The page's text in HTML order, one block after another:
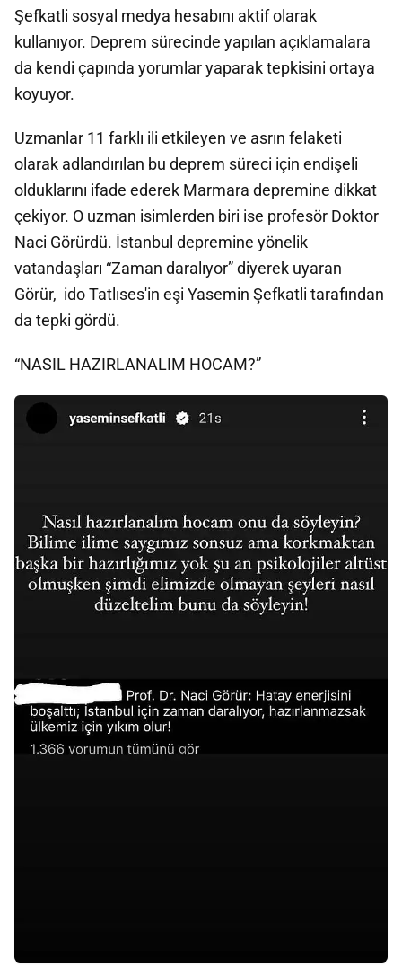
Şefkatli sosyal medya hesabını aktif olarak
kullanıyor. Deprem sürecinde yapılan açıklamalara
da kendi çapında yorumlar yaparak tepkisini ortaya
koyuyor.
Uzmanlar 11 farklı ili etkileyen ve asrın felaketi
olarak adlandırılan bu deprem süreci için endişeli
olduklarını ifade ederek Marmara depremine dikkat
çekiyor. O uzman isimlerden biri ise profesör Doktor
Naci Görürdü. İstanbul depremine yönelik
vatandaşları “Zaman daralıyor” diyerek uyaran
Görür, ido Tatlıses'in eşi Yasemin Şefkatli tarafından
da tepki gördü.
“NASIL HAZIRLANALIM HOCAM?”